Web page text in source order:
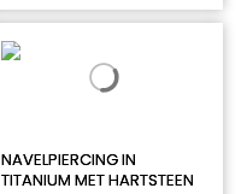
NAVELPIERCING IN
TITANIUM MET HARTSTEEN